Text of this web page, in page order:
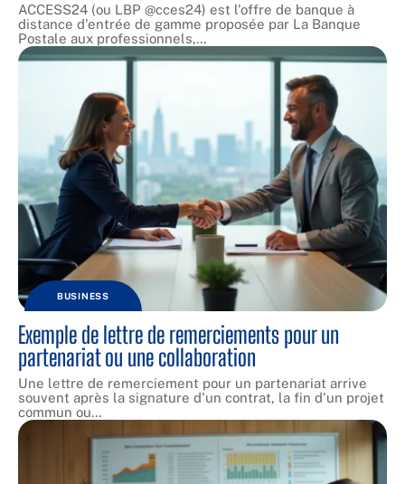
ACCESS24 (ou LBP @cces24) est l'offre de banque à
distance d'entrée de gamme proposée par La Banque
Postale aux professionnels,…
BUSINESS
Exemple de lettre de remerciements pour un
partenariat ou une collaboration
Une lettre de remerciement pour un partenariat arrive
souvent après la signature d'un contrat, la fin d'un projet
commun ou…